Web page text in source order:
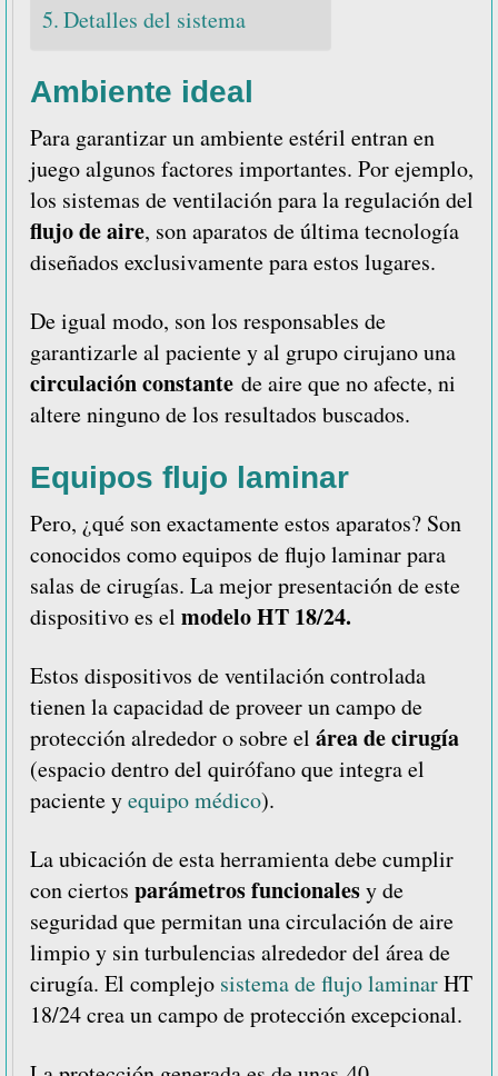
Detalles del sistema
Ambiente ideal
Para garantizar un ambiente estéril entran en
juego algunos factores importantes. Por ejemplo,
los sistemas de ventilación para la regulación del
flujo de aire, son aparatos de última tecnología
diseñados exclusivamente para estos lugares.
De igual modo, son los responsables de
garantizarle al paciente y al grupo cirujano una
circulación constante de aire que no afecte, ni
altere ninguno de los resultados buscados.
Equipos flujo laminar
Pero, ¿qué son exactamente estos aparatos? Son
conocidos como equipos de flujo laminar para
salas de cirugías. La mejor presentación de este
dispositivo es el modelo HT 18/24.
Estos dispositivos de ventilación controlada
tienen la capacidad de proveer un campo de
protección alrededor o sobre el área de cirugía
(espacio dentro del quirófano que integra el
paciente yequipo médico).
La ubicación de esta herramienta debe cumplir
con ciertos parámetros funcionalesy de
seguridad que permitan una circulación de aire
limpio y sin turbulencias alrededor del área de
cirugía. El complejo sistema de flujo laminarHT
18/24 crea un campo de protección excepcional.